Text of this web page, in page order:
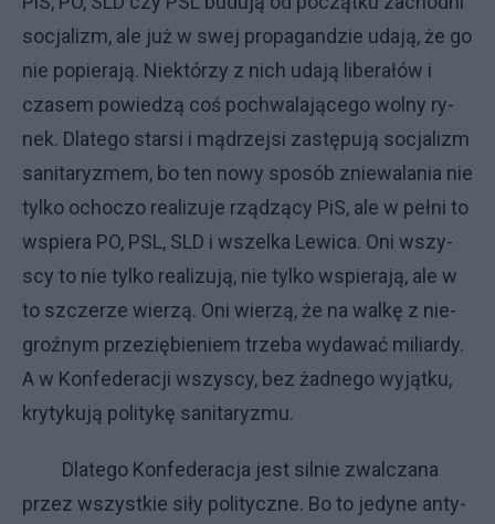
so­cja­li­zm, ale już w swej pro­pa­gan­dzie uda­ją, że go
nie po­pie­ra­ją. Nie­któ­rzy z ni­ch uda­ją li­be­ra­łów i
cza­sem po­wie­dzą coś po­chwa­la­ją­ce­go wol­ny ry­
nek. Dla­te­go star­si i mą­drzej­si za­stę­pu­ją so­cja­li­zm
sa­ni­ta­ry­zmem, bo ten no­wy spo­sób znie­wa­la­nia nie
tyl­ko ocho­czo re­ali­zu­je rzą­dzą­cy PiS, ale w peł­ni to
wspie­ra PO, PSL, SLD i wszel­ka Le­wi­ca. Oni wszy­
scy to nie tyl­ko re­ali­zu­ją, nie tyl­ko wspie­ra­ją, ale w
to szcze­rze wie­rzą. Oni wie­rzą, że na wal­kę z nie­
groź­nym prze­zię­bie­niem trze­ba wy­da­wać mi­liar­dy.
A w Kon­fe­de­ra­cji wszy­scy, bez żad­ne­go wy­jąt­ku,
kry­ty­ku­ją po­li­ty­kę sa­ni­ta­ry­zmu.
Dla­te­go Kon­fe­de­ra­cja je­st sil­nie zwal­cza­na
przez wszyst­kie si­ły po­li­tycz­ne. Bo to je­dy­ne an­ty­